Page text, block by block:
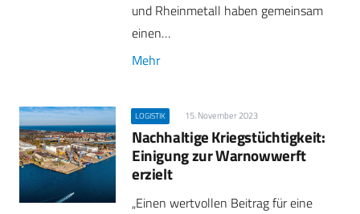
und Rheinmetall haben gemeinsam
einen…
Mehr
LOGISTIK 15. November 2023
Nachhaltige Kriegstüchtigkeit:
Einigung zur Warnowwerft
erzielt
„Einen wertvollen Beitrag für eine